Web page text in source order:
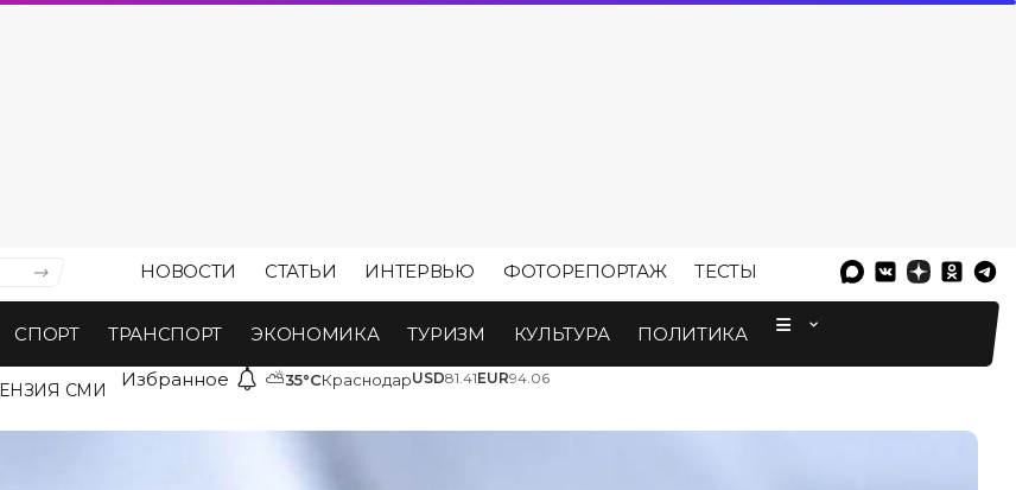
НОВОСТИ СТАТЬИ ИНТЕРВЬЮ ФОТОРЕПОРТАЖ ТЕСТЫ
СПОРТ ТРАНСПОРТ ЭКОНОМИКА ТУРИЗМ КУЛЬТУРА ПОЛИТИКА
СМИ Избранное ⛅35°CКраснодарUSD81.41EUR94.06